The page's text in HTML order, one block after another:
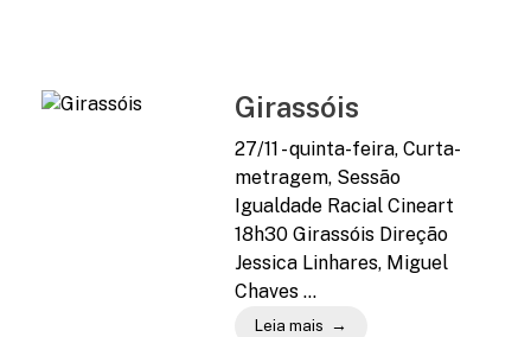
Girassóis
27/11 - quinta-feira, Curta-
metragem, Sessão
Igualdade Racial Cineart
18h30 Girassóis Direção
Jessica Linhares, Miguel
Chaves ...
Leia mais